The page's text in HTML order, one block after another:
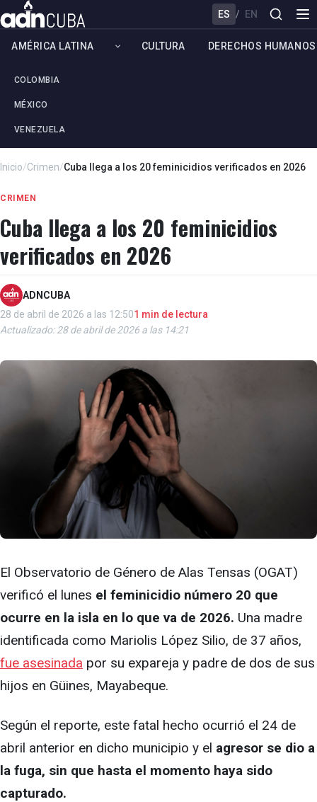
ES / EN
AMÉRICA LATINA
COLOMBIA
MÉXICO
VENEZUELA
CULTURA DERECHOS HUMANOS
Inicio/Crimen/Cuba llega a los 20 feminicidios verificados en 2026
CRIMEN
Cuba llega a los 20 feminicidios
verificados en 2026
ADNCUBA
28 de abril de 2026 a las 12:501 min de lectura
Actualizado: 28 de abril de 2026 a las 14:21
El Observatorio de Género de Alas Tensas (OGAT)
verificó el lunes el feminicidio número 20 que
ocurre en la isla en lo que va de 2026. Una madre
identificada como Mariolis López Silio, de 37 años,
fue asesinada por su expareja y padre de dos de sus
hijos en Güines, Mayabeque.
Según el reporte, este fatal hecho ocurrió el 24 de
abril anterior en dicho municipio y el agresor se dio a
la fuga, sin que hasta el momento haya sido
capturado.